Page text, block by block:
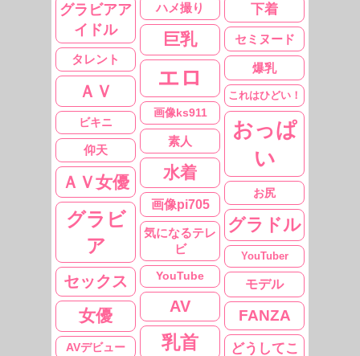
グラビアア
イドル
ハメ撮り 下着
巨乳
セミヌード
タレント
爆乳
エロ
ＡＶ
これはひどい！
画像ks911
ビキニ
おっぱ
い
素人
仰天
水着
ＡＶ女優
お尻
画像pi705
グラビ
ア
グラドル
気になるテレ
ビ
YouTuber
YouTube
セックス モデル
AV
女優 FANZA
乳首
どうしてこ
AVデビュー